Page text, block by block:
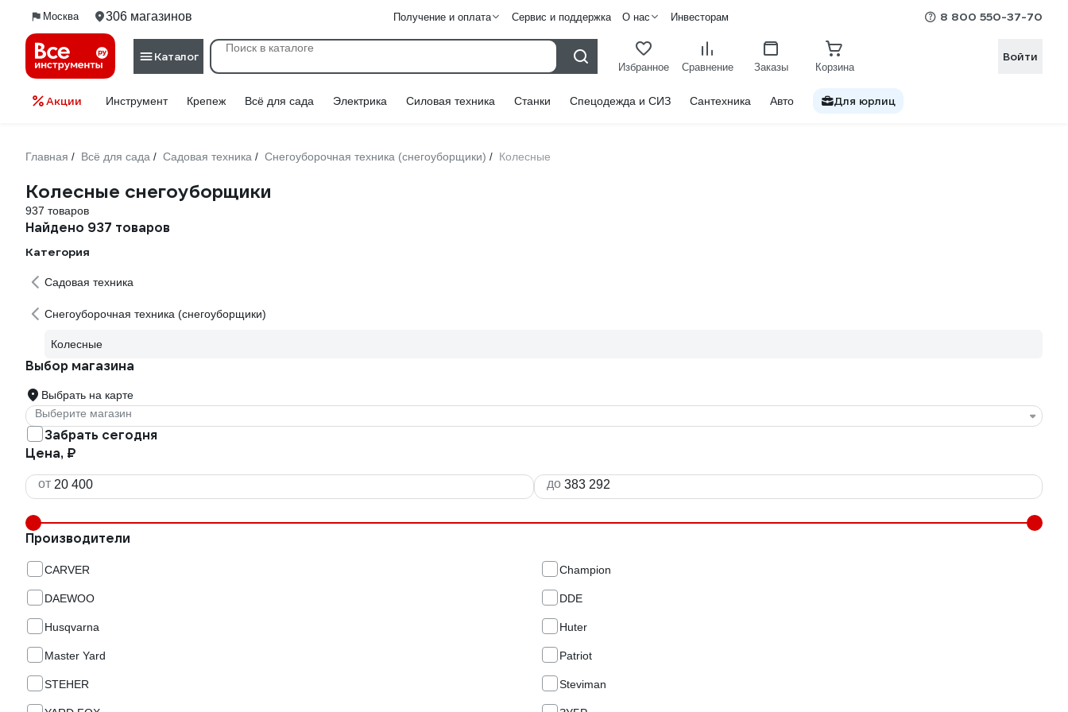
Москва 306 магазинов Получение и оплата Сервис и поддержка О нас Инвесторам 8 800 550-37-70
Каталог
Избранное Сравнение Заказы Корзина
Войти
Акции Инструмент Крепеж Всё для сада Электрика Силовая техника Станки Спецодежда и СИЗ Сантехника Авто Для юрлиц
Главная / Всё для сада / Садовая техника / Снегоуборочная техника (снегоуборщики) / Колесные
Колесные снегоуборщики
937 товаров
Найдено 937 товаров
Категория
Садовая техника
Снегоуборочная техника (снегоуборщики)
Колесные
Выбор магазина
Выбрать на карте
Выберите магазин
Забрать сегодня
Цена, ₽
от до
Производители
CARVER Champion
DAEWOO DDE
Husqvarna Huter
Master Yard Patriot
STEHER Steviman